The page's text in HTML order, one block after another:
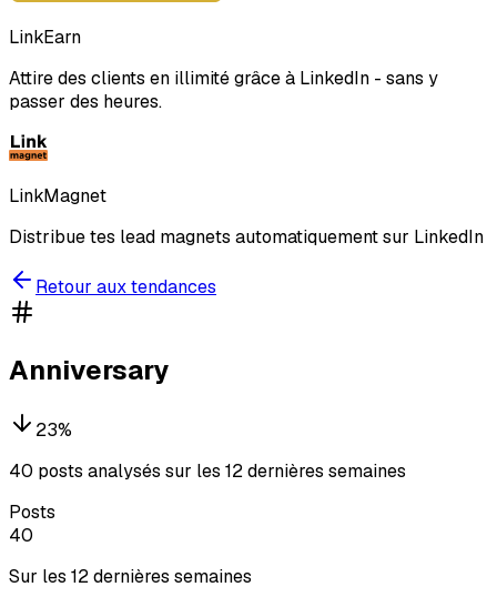
LinkEarn
Attire des clients en illimité grâce à LinkedIn - sans y
passer des heures.
LinkMagnet
Distribue tes lead magnets automatiquement sur LinkedIn
Retour aux tendances
Anniversary
23%
40 posts analysés sur les 12 dernières semaines
Posts
40
Sur les 12 dernières semaines